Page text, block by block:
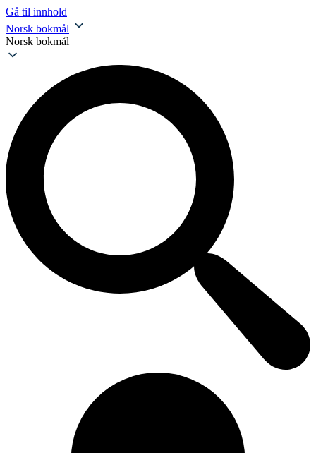
Gå til innhold
Norsk bokmål
Norsk bokmål